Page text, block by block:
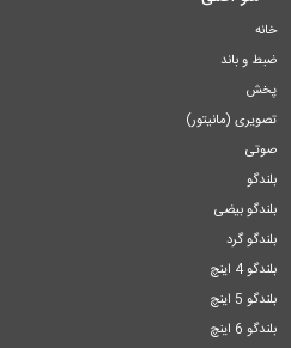
خانه
ضبط و باند
پخش
تصویری (مانیتور)
صوتی
بلندگو
بلندگو بیضی
بلندگو گرد
بلندگو 4 اینچ
بلندگو 5 اینچ
بلندگو 6 اینچ